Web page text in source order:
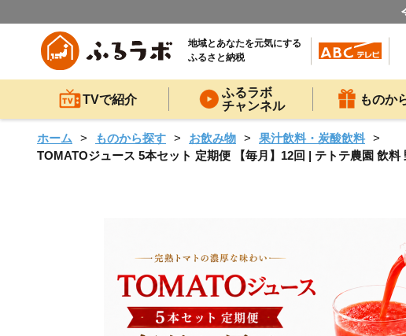
地域とあなたを元気にする
ふるさと納税
TVで紹介
ふるラボ
チャンネル
ものか
ホーム ものから探す お飲み物
果汁飲料・炭酸飲料
TOMATOジュース 5本セット 定期便 【毎月】12回 | テトテ農園 飲